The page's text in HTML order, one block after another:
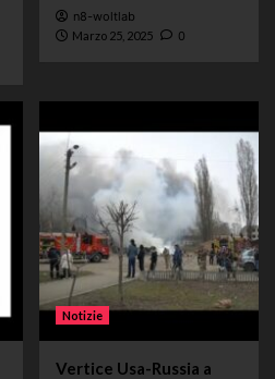
n8-woltlab
Marzo 25, 2025 0
Notizie
Vertice Usa-Russia a